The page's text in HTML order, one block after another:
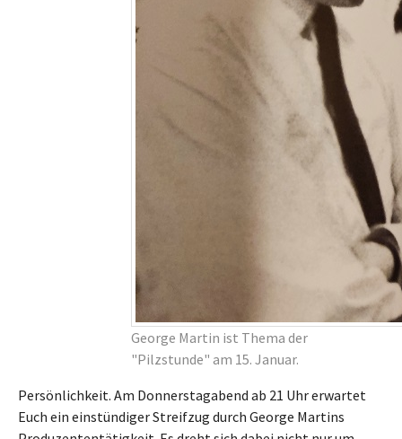
George Martin ist Thema der
"Pilzstunde" am 15. Januar.
Persönlichkeit. Am Donnerstagabend ab 21 Uhr erwartet
Euch ein einstündiger Streifzug durch George Martins